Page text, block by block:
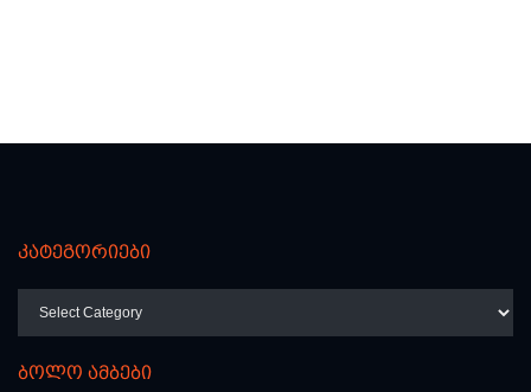
კატეგორიები
ბოლო ამბები